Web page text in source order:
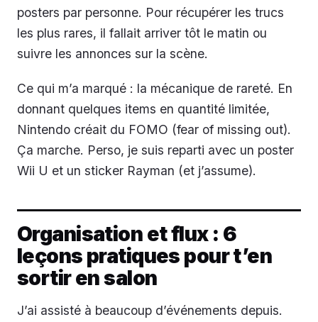
posters par personne. Pour récupérer les trucs
les plus rares, il fallait arriver tôt le matin ou
suivre les annonces sur la scène.
Ce qui m’a marqué : la mécanique de rareté. En
donnant quelques items en quantité limitée,
Nintendo créait du FOMO (fear of missing out).
Ça marche. Perso, je suis reparti avec un poster
Wii U et un sticker Rayman (et j’assume).
Organisation et flux : 6
leçons pratiques pour t’en
sortir en salon
J’ai assisté à beaucoup d’événements depuis.